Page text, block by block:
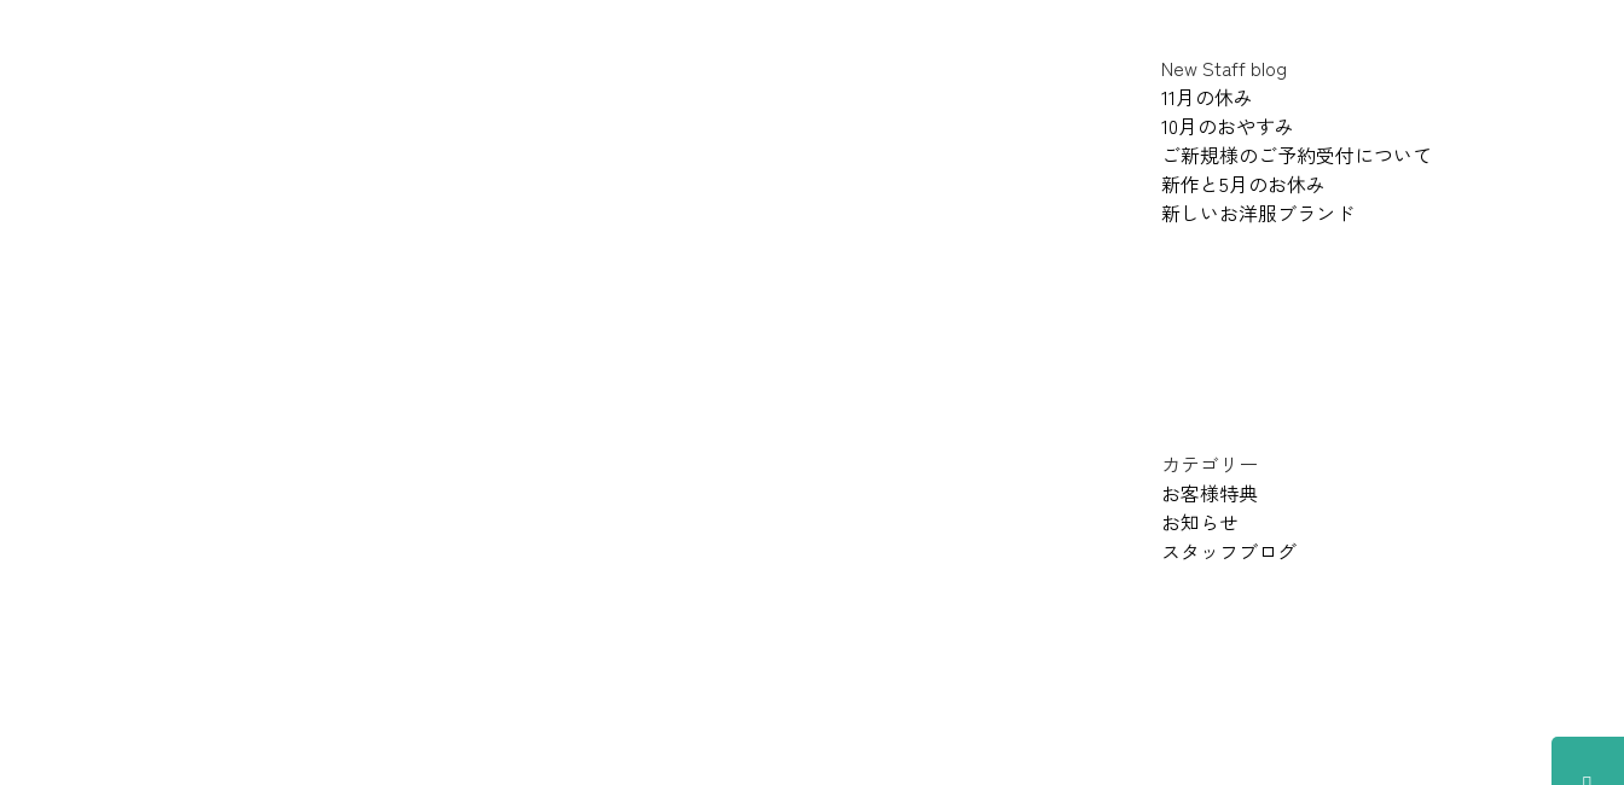
New Staff blog
11月の休み
10月のおやすみ
ご新規様のご予約受付について
新作と5月のお休み
新しいお洋服ブランド
カテゴリー
お客様特典
お知らせ
スタッフブログ